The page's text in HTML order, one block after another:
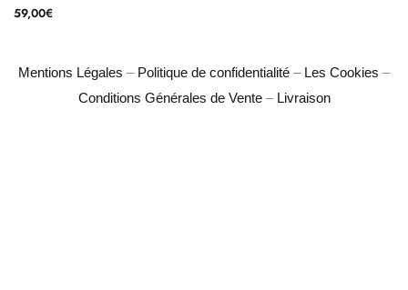
59,00€
Mentions Légales – Politique de confidentialité – Les Cookies –
Conditions Générales de Vente– Livraison